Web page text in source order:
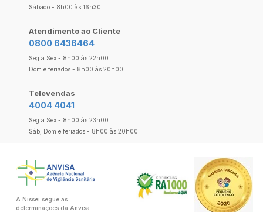
Sábado - 8h00 às 16h30
Atendimento ao Cliente
0800 6436464
Seg a Sex - 8h00 às 22h00
Dom e feriados - 8h00 às 20h00
Televendas
4004 4041
Seg a Sex - 8h00 às 23h00
Sáb, Dom e feriados - 8h00 às 20h00
A Nissei segue as
determinações da Anvisa.